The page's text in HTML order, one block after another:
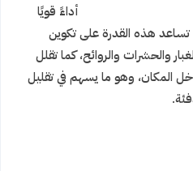
أداءً قويًا
تساعد هذه القدرة على تكوين
والحشرات والروائح، كما تقلل
المكان، وهو ما يسهم في تقليل